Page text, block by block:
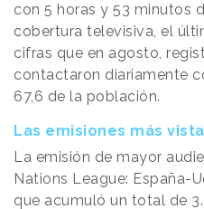
con 5 horas y 53 minutos
cobertura televisiva, el
cifras que en agosto,
contactaron diariamente
67,6 de la población.
Las emisiones más
La emisión de mayor
Nations League: España-
que acumuló un total de